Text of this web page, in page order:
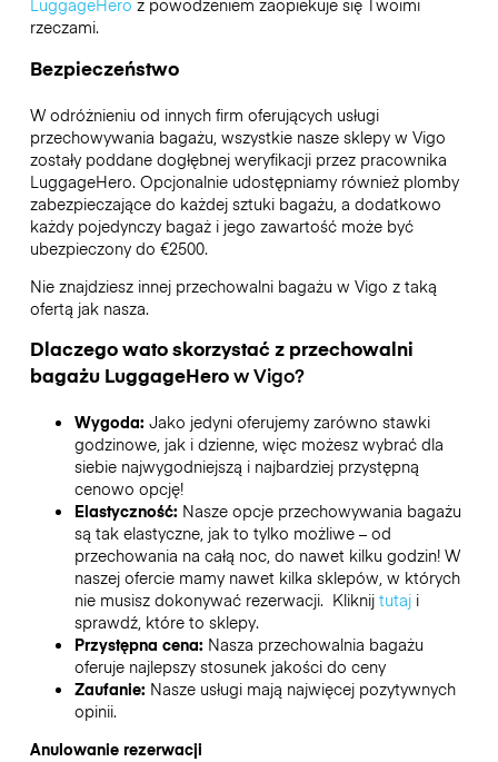
LuggageHero z powodzeniem zaopiekuje się Twoimi
rzeczami.
Bezpieczeństwo
W odróżnieniu od innych firm oferujących usługi
przechowywania bagażu, wszystkie nasze sklepy w Vigo
zostały poddane dogłębnej weryfikacji przez pracownika
LuggageHero. Opcjonalnie udostępniamy również plomby
zabezpieczające do każdej sztuki bagażu, a dodatkowo
każdy pojedynczy bagaż i jego zawartość może być
ubezpieczony do €2500.
Nie znajdziesz innej przechowalni bagażu w Vigo z taką
ofertą jak nasza.
Dlaczego wato skorzystać z przechowalni
bagażu LuggageHerowVigo?
Wygoda: Jako jedyni oferujemy zarówno stawki
godzinowe, jak i dzienne, więc możesz wybrać dla
siebie najwygodniejszą i najbardziej przystępną
cenowo opcję!
Elastyczność: Nasze opcje przechowywania bagażu
są tak elastyczne, jak to tylko możliwe – od
przechowania na całą noc, do nawet kilku godzin! W
naszej ofercie mamy nawet kilka sklepów, w których
nie musisz dokonywać rezerwacji. Kliknij tutaji
sprawdź, które to sklepy.
Przystępna cena: Nasza przechowalnia bagażu
oferuje najlepszy stosunek jakości do ceny
Zaufanie: Nasze usługi mają najwięcej pozytywnych
opinii.
Anulowanie rezerwacji